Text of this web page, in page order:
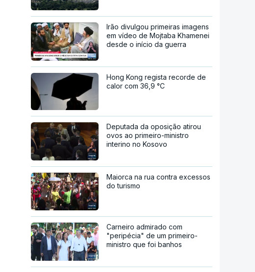
Irão divulgou primeiras imagens
em vídeo de Mojtaba Khamenei
desde o início da guerra
Hong Kong regista recorde de
calor com 36,9 °C
Deputada da oposição atirou
ovos ao primeiro-ministro
interino no Kosovo
Maiorca na rua contra excessos
do turismo
Carneiro admirado com
"peripécia" de um primeiro-
ministro que foi banhos